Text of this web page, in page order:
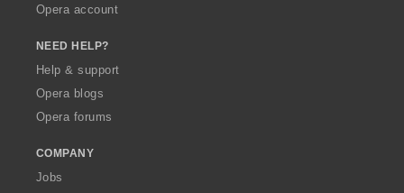
Opera account
NEED HELP?
Help & support
Opera blogs
Opera forums
COMPANY
Jobs